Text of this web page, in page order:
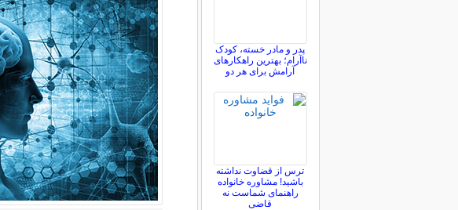
پدر و مادر خسته، کودک
ناآرام؛ بهترین راهکارهای
آرامش برای هر دو
ترس از قضاوت نداشته
باشید! مشاوره خانواده
راهنمای شماست نه
قاضی